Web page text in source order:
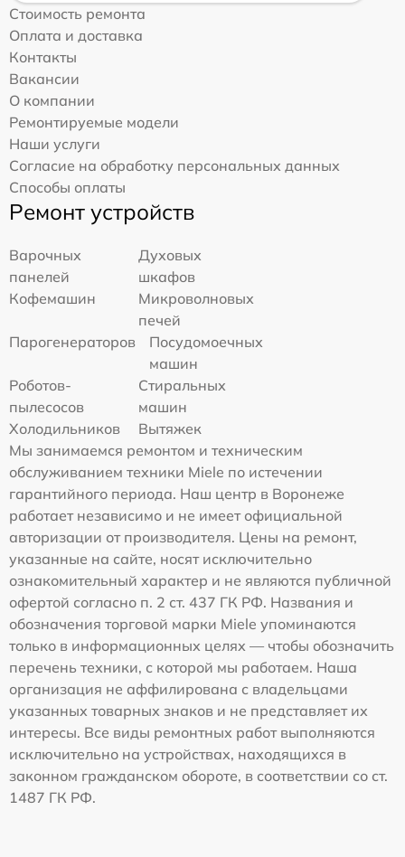
Стоимость ремонта
Оплата и доставка
Контакты
Вакансии
О компании
Ремонтируемые модели
Наши услуги
Согласие на обработку персональных данных
Способы оплаты
Ремонт устройств
Варочных
панелей
Духовых
шкафов
Кофемашин
Микроволновых
печей
Парогенераторов
Посудомоечных
машин
Роботов-
пылесосов
Стиральных
машин
Холодильников
Вытяжек
Мы занимаемся ремонтом и техническим
обслуживанием техники Miele по истечении
гарантийного периода. Наш центр в Воронеже
работает независимо и не имеет официальной
авторизации от производителя. Цены на ремонт,
указанные на сайте, носят исключительно
ознакомительный характер и не являются публичной
офертой согласно п. 2 ст. 437 ГК РФ. Названия и
обозначения торговой марки Miele упоминаются
только в информационных целях — чтобы обозначить
перечень техники, с которой мы работаем. Наша
организация не аффилирована с владельцами
указанных товарных знаков и не представляет их
интересы. Все виды ремонтных работ выполняются
исключительно на устройствах, находящихся в
законном гражданском обороте, в соответствии со ст.
1487 ГК РФ.